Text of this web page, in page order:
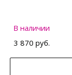
В наличии
3 870 руб.